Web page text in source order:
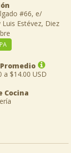
#66, e/
Luis Estévez, Diez
a $14.00 USD
Cocina